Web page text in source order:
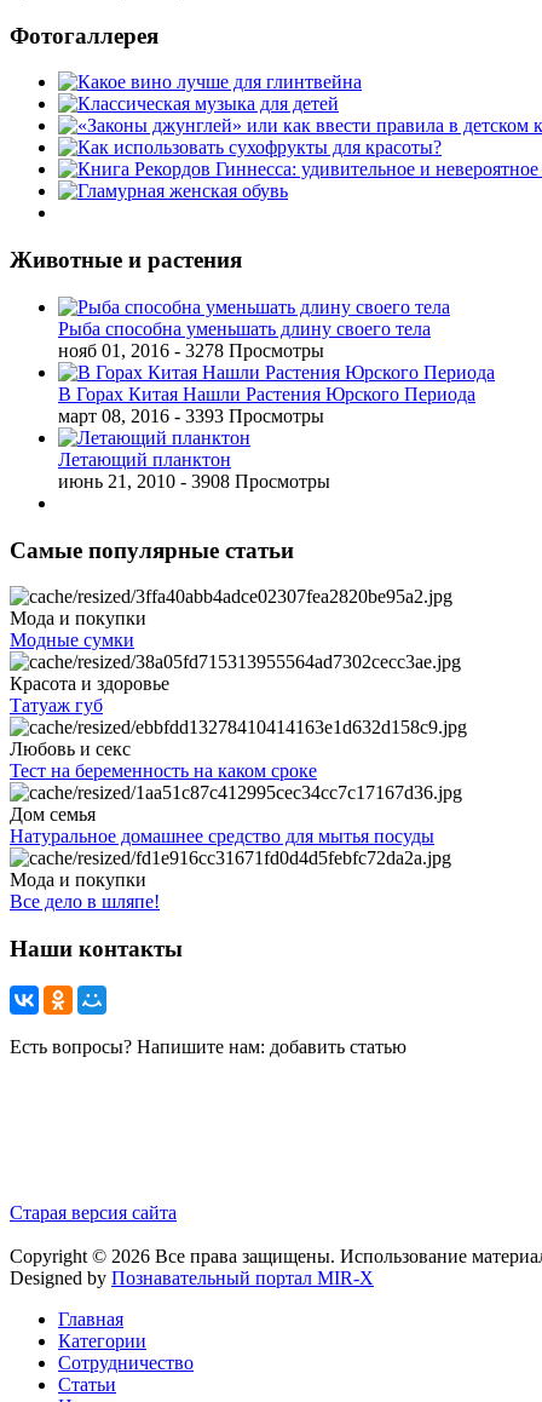
Фотогаллерея
Животные и растения
Рыба способна уменьшать длину своего тела
нояб 01, 2016 - 3278 Просмотры
В Горах Китая Нашли Растения Юрского Периода
март 08, 2016 - 3393 Просмотры
Летающий планктон
июнь 21, 2010 - 3908 Просмотры
Самые популярные статьи
Мода и покупки
Модные сумки
Красота и здоровье
Татуаж губ
Любовь и секс
Тест на беременность на каком сроке
Дом семья
Натуральное домашнее средство для мытья посуды
Мода и покупки
Все дело в шляпе!
Наши контакты
Есть вопросы? Напишите нам: добавить статью
Старая версия сайта
Copyright © 2026 Все права защищены. Использование
Designed by Познавательный портал MIR-X
Главная
Категории
Сотрудничество
Статьи